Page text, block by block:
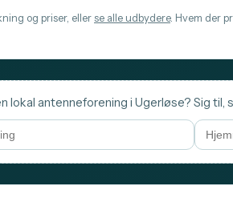
og priser, eller se alle udbydere. Hvem der
lokal antenneforening i Ugerløse? Sig til,